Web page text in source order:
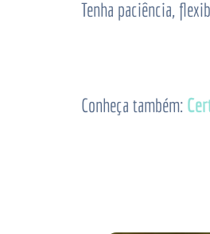
Tenha paciência,
Conheça também: